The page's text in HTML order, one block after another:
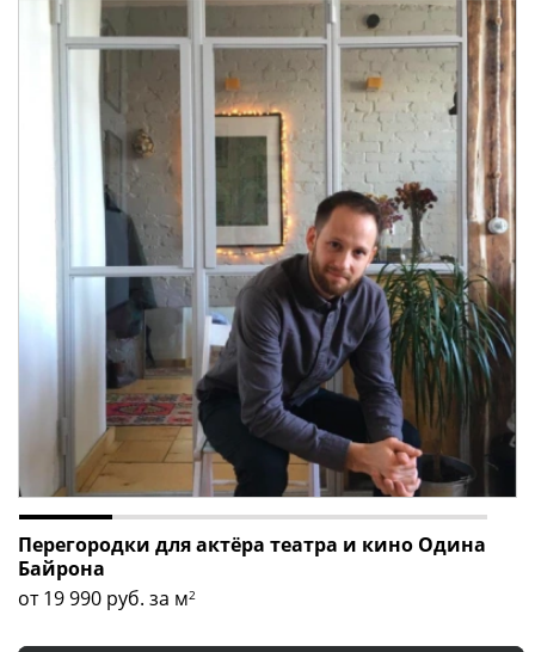
Перегородки для актёра театра и кино Одина
Байрона
от 19 990 руб. за м2